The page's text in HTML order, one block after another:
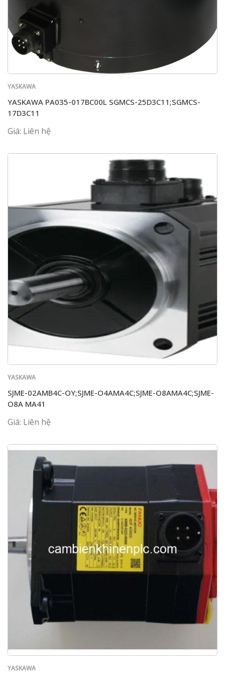
YASKAWA
YASKAWA PA035-017BC00L SGMCS-25D3C11;SGMCS-
17D3C11
Giá: Liên hệ
YASKAWA
SJME-02AMB4C-OY;SJME-O4AMA4C;SJME-O8AMA4C;SJME-
O8A MA41
Giá: Liên hệ
YASKAWA